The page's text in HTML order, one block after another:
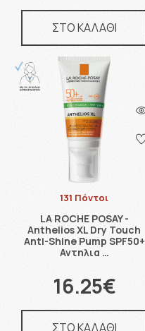
ΣΤΟ ΚΑΛΑΘΙ
131 Πόντοι
LA ROCHE POSAY -
Anthelios XL Dry Touch
Anti-Shine Pump SPF50+
Αντηλια …
16.25€
ΣΤΟ ΚΑΛΑΘΙ